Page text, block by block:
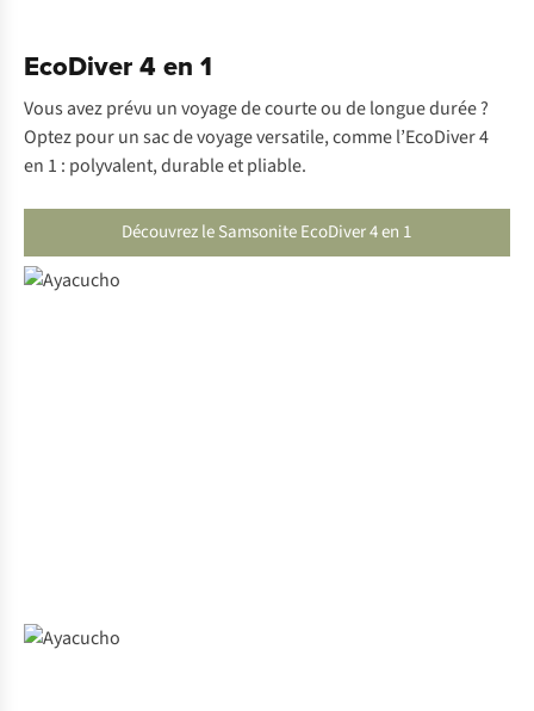
EcoDiver 4 en 1
Vous avez prévu un voyage de courte ou de longue durée ?
Optez pour un sac de voyage versatile, comme l’EcoDiver 4
en 1 : polyvalent, durable et pliable.
Découvrez le Samsonite EcoDiver 4 en 1